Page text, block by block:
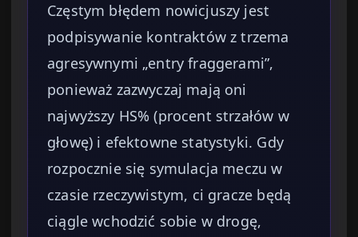
Częstym błędem nowicjuszy jest
podpisywanie kontraktów z trzema
agresywnymi „entry fraggerami”,
ponieważ zazwyczaj mają oni
najwyższy HS% (procent strzałów w
głowę) i efektowne statystyki. Gdy
rozpocznie się symulacja meczu w
czasie rzeczywistym, ci gracze będą
ciągle wchodzić sobie w drogę,